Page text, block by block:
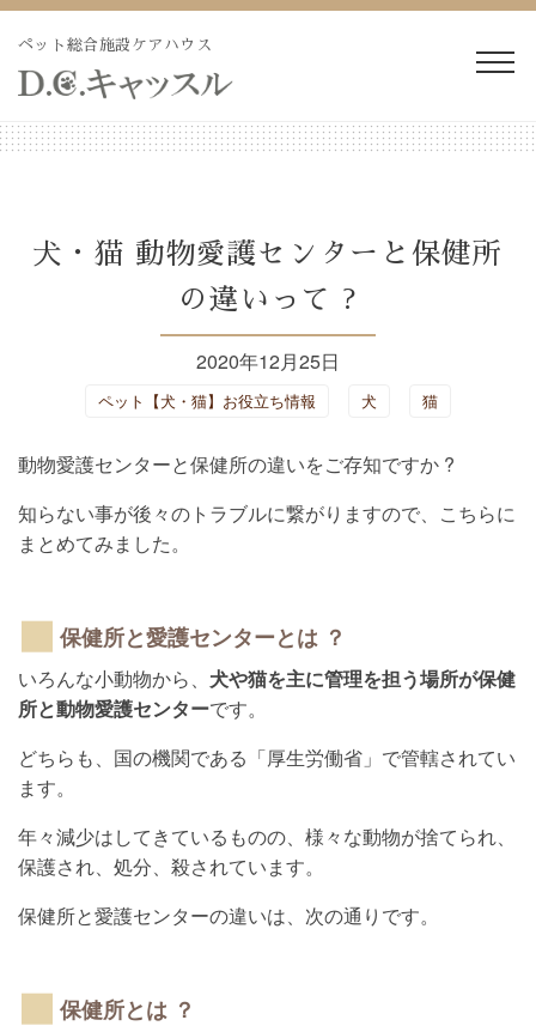
Skip
content
ペット総合施設ケアハウス
ペットホテル・長期預か
り
ペット訪問火葬・葬儀 ドッグラン
トリミング 施設紹介
よくあるご質問 ブログ
会社概要
犬・猫 動物愛護センターと保健所
の違いって ?
2020年12月25日
ペット【犬・猫】お役立ち情報 犬 猫
動物愛護センターと保健所の違いをご存知ですか ?
知らない事が後々のトラブルに繋がりますので、こちらに
まとめてみました。
保健所と愛護センターとは ？
いろんな小動物から、 犬や猫を主に管理を担う場所が保健
所と動物愛護センターです。
どちらも、国の機関である「厚生労働省」で管轄されてい
ます。
年々減少はしてきているものの、様々な動物が捨てられ、
保護され、処分、殺されています。
保健所と愛護センターの違いは、次の通りです。
保健所とは ？